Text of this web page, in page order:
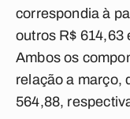
correspondia à
outros R$ 614,63
Ambos os
relação a março,
564,88,